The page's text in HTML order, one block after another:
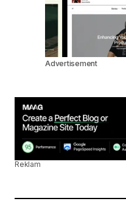
Advertisement
Reklam